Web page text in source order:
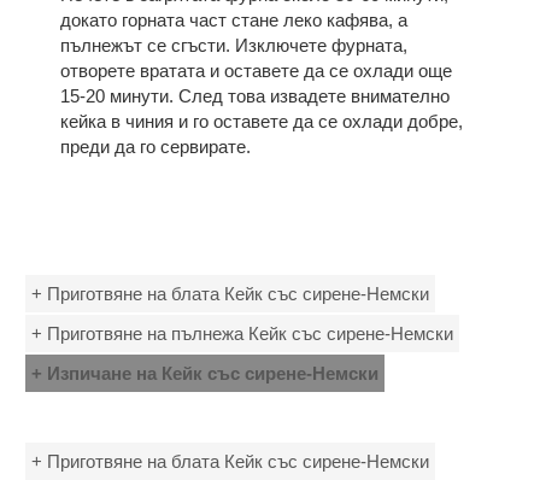
докато горната част стане леко кафява, а
пълнежът се сгъсти. Изключете фурната,
отворете вратата и оставете да се охлади още
15-20 минути. След това извадете внимателно
кейка в чиния и го оставете да се охлади добре,
преди да го сервирате.
+ Приготвяне на блата Кейк със сирене-Немски
+ Приготвяне на пълнежа Кейк със сирене-Немски
+ Изпичане на Кейк със сирене-Немски
+ Приготвяне на блата Кейк със сирене-Немски